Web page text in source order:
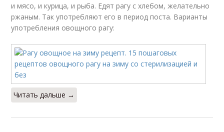
и мясо, и курица, и рыба. Едят рагу с хлебом, желательно
ржаным. Так употребляют его в период поста. Варианты
употребления овощного рагу:
Читать дальше →